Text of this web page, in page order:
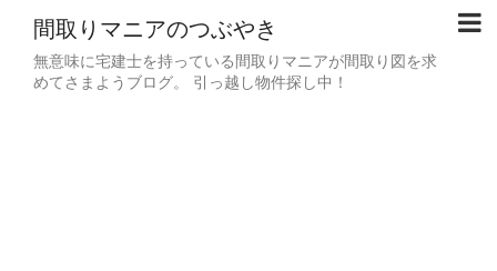
間取りマニアのつぶやき
無意味に宅建士を持っている間取りマニアが間取り図を求
めてさまようブログ。 引っ越し物件探し中！